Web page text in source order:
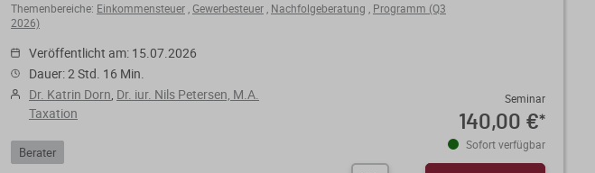
Themenbereiche: Einkommensteuer, Gewerbesteuer, Nachfolgeberatung
Programm (Q3
2026)
Veröffentlicht am: 15.07.2026
Dauer: 2 Std. 16 Min.
Dr. Katrin Dorn, Dr. iur. Nils Petersen, M.A.
Taxation
Berater
Seminar
140,00 €*
Sofort verfügbar